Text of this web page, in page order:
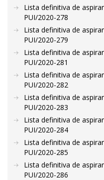
Lista definitiva de
PUI/2020-278
Lista definitiva de
PUI/2020-279
Lista definitiva de
PUI/2020-281
Lista definitiva de
PUI/2020-282
Lista definitiva de
PUI/2020-283
Lista definitiva de
PUI/2020-284
Lista definitiva de
PUI/2020-285
Lista definitiva de
PUI/2020-286